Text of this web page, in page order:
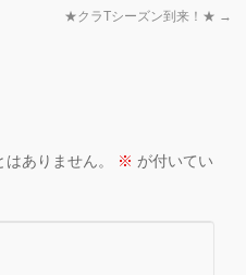
★クラTシーズン到来！★ →
ありません。 ※ が付いてい